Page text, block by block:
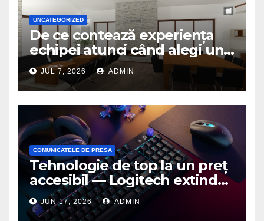
UNCATEGORIZED
De ce contează experiența
echipei atunci când alegi un
birou de arhitectură
JUL 7, 2026 ADMIN
COMUNICATELE DE PRESA
Tehnologie de top la un preț
accesibil — Logitech extinde
seria G3 cu un nou mouse și
o nouă tastatură pentru
JUN 17, 2026 ADMIN